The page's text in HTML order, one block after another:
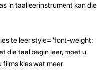
'n taalleerinstrument kan die
te leer style="font-weight:
die taal begin leer, moet u
films kies wat meer